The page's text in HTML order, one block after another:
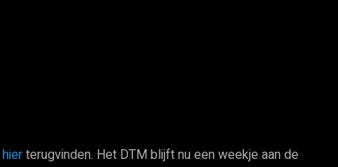
hierterugvinden. Het DTM blijft nu een weekje aan de